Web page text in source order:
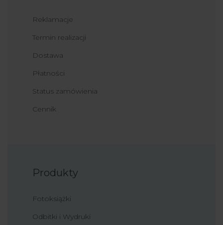
Reklamacje
Termin realizacji
Dostawa
Płatności
Status zamówienia
Cennik
Produkty
Fotoksiążki
Odbitki i Wydruki